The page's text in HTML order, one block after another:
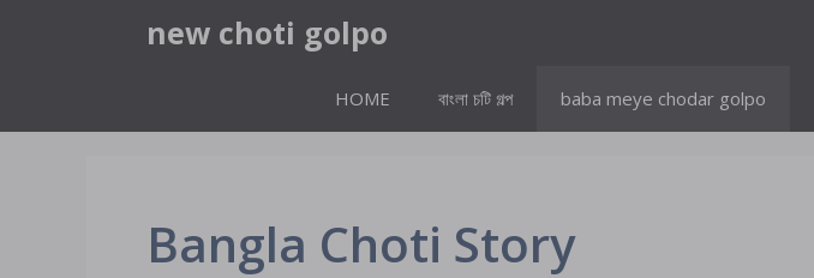
new choti golpo
HOME বাংলা চটি গল্প baba meye chodar golpo
Bangla Choti Story